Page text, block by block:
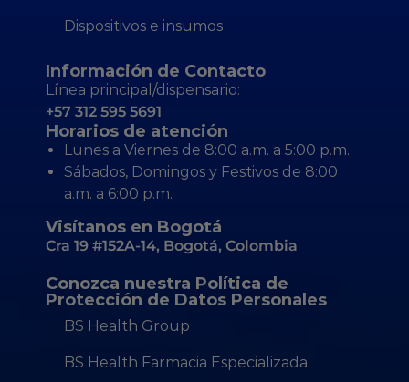
Dispositivos e insumos
Información de Contacto
Línea principal/dispensario:
+57 312 595 5691
Horarios de atención
Lunes a Viernes de 8:00 a.m. a 5:00 p.m.
Sábados, Domingos y Festivos de 8:00
a.m. a 6:00 p.m.
Visítanos en Bogotá
Cra 19 #152A-14, Bogotá, Colombia
Conozca nuestra Política de
Protección de Datos Personales
BS Health Group
BS Health Farmacia Especializada